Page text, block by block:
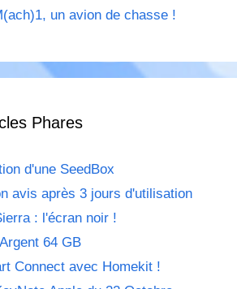
un avion de chasse !
Phares
d'une SeedBox
avis après 3 jours d'utilisation
: l'écran noir !
64 GB
Connect avec Homekit !